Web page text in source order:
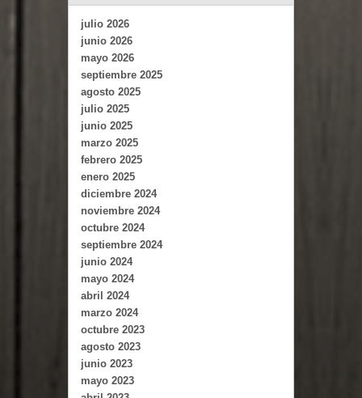
julio 2026
junio 2026
mayo 2026
septiembre 2025
agosto 2025
julio 2025
junio 2025
marzo 2025
febrero 2025
enero 2025
diciembre 2024
noviembre 2024
octubre 2024
septiembre 2024
junio 2024
mayo 2024
abril 2024
marzo 2024
octubre 2023
agosto 2023
junio 2023
mayo 2023